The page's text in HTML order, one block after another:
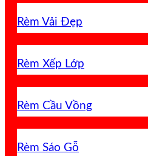
Rèm Vải Đẹp
Rèm Xếp Lớp
Rèm Cầu Vồng
Rèm Sáo Gỗ